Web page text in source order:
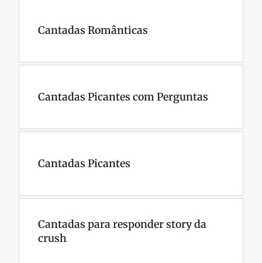
Cantadas Românticas
Cantadas Picantes com Perguntas
Cantadas Picantes
Cantadas para responder story da
crush